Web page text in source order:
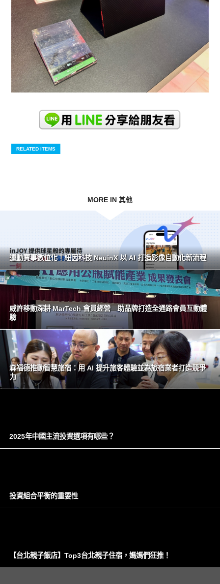
RELATED ITEMS
MORE IN 其他
運動賽事數位化！紐因科技 NeuinX 以 AI 打造影像自動化新流程
威許移動深耕 MarTech 會員經營 助品牌打造全通路會員互動體
驗
森福德推動智慧旅宿：用 AI 提升旅客體驗並為旅宿業者打造競爭
力
2025年中國主流投資選項有哪些？
投資組合平衡的重要性
【台北親子飯店】Top3台北親子住宿，媽媽們狂推！